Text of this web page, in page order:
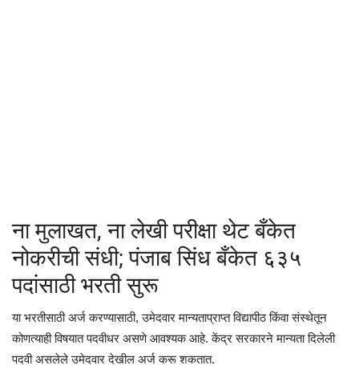
गॅलरी
Language
English Marathi
ना मुलाखत, ना लेखी परीक्षा थेट बँकेत
नोकरीची संधी; पंजाब सिंध बँकेत ६३५
पदांसाठी भरती सुरू
या भरतीसाठी अर्ज करण्यासाठी, उमेदवार मान्यताप्राप्त विद्यापीठ किंवा संस्थेतून
कोणत्याही विषयात पदवीधर असणे आवश्यक आहे. केंद्र सरकारने मान्यता दिलेली
पदवी असलेले उमेदवार देखील अर्ज करू शकतात.